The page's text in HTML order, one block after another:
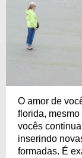
O amor de
florida,
vocês
inserindo
formadas. É